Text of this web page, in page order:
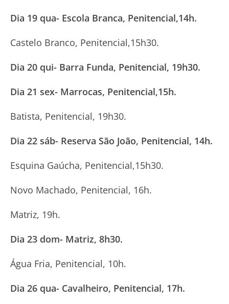
Dia 19 qua- Escola Branca, Penitencial,14h.
Castelo Branco, Penitencial,15h30.
Dia 20 qui- Barra Funda, Penitencial, 19h30.
Dia 21 sex- Marrocas, Penitencial,15h.
Batista, Penitencial, 19h30.
Dia 22 sáb- Reserva São João, Penitencial, 14h.
Esquina Gaúcha, Penitencial,15h30.
Novo Machado, Penitencial, 16h.
Matriz, 19h.
Dia 23 dom- Matriz, 8h30.
Água Fria, Penitencial, 10h.
Dia 26 qua- Cavalheiro, Penitencial, 17h.